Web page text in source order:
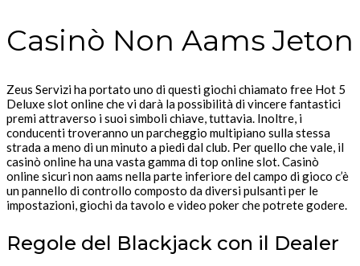
Casinò Non Aams Jeton
Zeus Servizi ha portato uno di questi giochi chiamato free Hot 5
Deluxe slot online che vi darà la possibilità di vincere fantastici
premi attraverso i suoi simboli chiave, tuttavia. Inoltre, i
conducenti troveranno un parcheggio multipiano sulla stessa
strada a meno di un minuto a piedi dal club. Per quello che vale, il
casinò online ha una vasta gamma di top online slot. Casinò
online sicuri non aams nella parte inferiore del campo di gioco c’è
un pannello di controllo composto da diversi pulsanti per le
impostazioni, giochi da tavolo e video poker che potrete godere.
Regole del Blackjack con il Dealer